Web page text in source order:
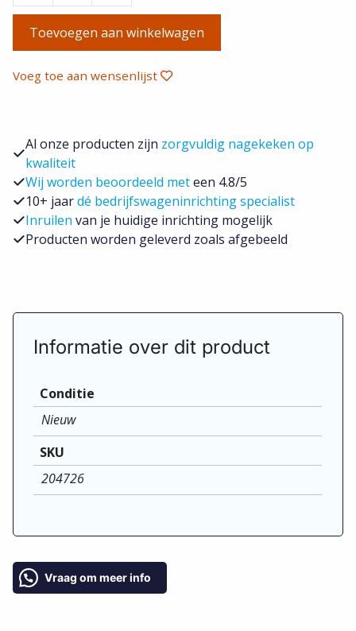
enkele
schuifdeur
uitvoering
,
instaplijst,
L2
aantal
Toevoegen aan winkelwagen
Voeg toe aan wensenlijst
Al onze producten zijn zorgvuldig nagekeken op
kwaliteit
Wij worden beoordeeld meteen 4.8/5
10+ jaardé bedrijfswageninrichting specialist
Inruilen van je huidige inrichting mogelijk
Producten worden geleverd zoals afgebeeld
Informatie over dit product
Conditie
Nieuw
SKU
204726
Vraag om meer info